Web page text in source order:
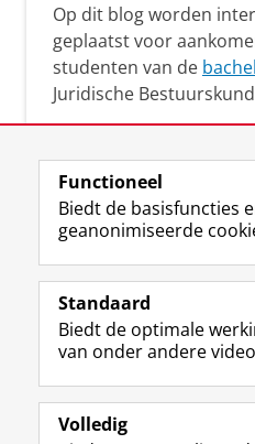
Op dit blog worden
geplaatst voor
studenten van de
Juridische
Volg de RUG
Studiekiezers
Alumni
Functioneel
Biedt de basisfuncties
geanonimiseerde
Standaard
Biedt de optimale
van onder andere
Volledig